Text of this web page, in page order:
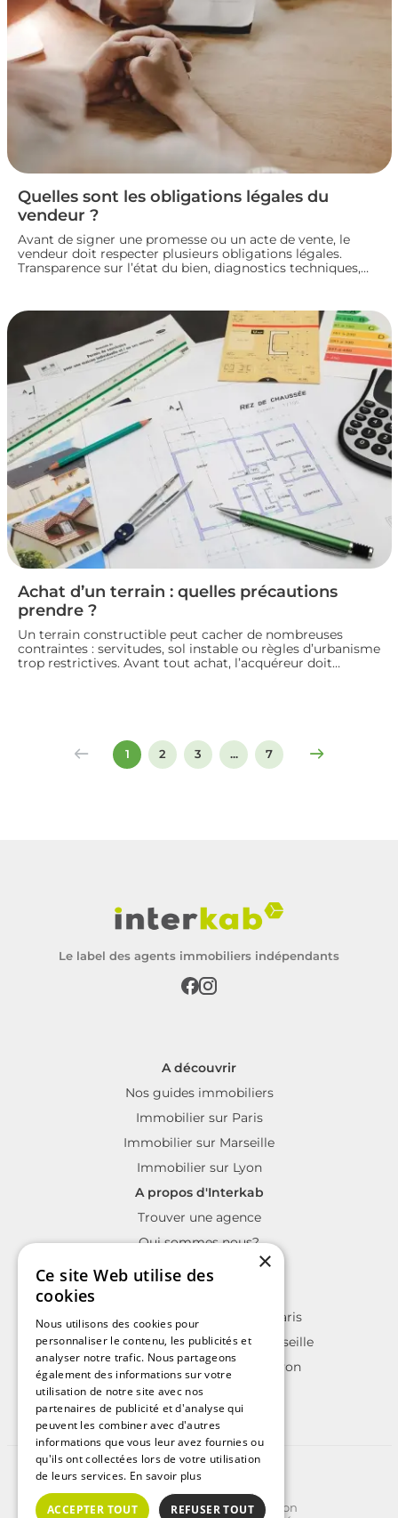
Quelles sont les obligations légales du
vendeur ?
Avant de signer une promesse ou un acte de vente, le
vendeur doit respecter plusieurs obligations légales.
Transparence sur l’état du bien, diagnostics techniques,
l’acheteur. Décryptage des principaux devoirs à connaître
pour vendre un logement en toute conformité et éviter
Achat d’un terrain : quelles précautions
prendre ?
Un terrain constructible peut cacher de nombreuses
contraintes : servitudes, sol instable ou règles d’urbanisme
trop restrictives. Avant tout achat, l’acquéreur doit
1 2 3 ... 7
Le label des agents immobiliers indépendants
A découvrir
Nos guides immobiliers
Immobilier sur Paris
Immobilier sur Marseille
Immobilier sur Lyon
A propos d'Interkab
Trouver une agence
Qui sommes nous?
La charte Interkab
Annonces immobilières sur Paris
Annonces immobilières sur Marseille
Annonces immobilières sur Lyon
©2025 | Tous droits réservés
Plan du site
Conditions Générales d'Utilisation
×
Ce site Web utilise des
cookies
Nous utilisons des cookies pour
personnaliser le contenu, les publicités et
analyser notre trafic. Nous partageons
également des informations sur votre
utilisation de notre site avec nos
partenaires de publicité et d'analyse qui
peuvent les combiner avec d'autres
informations que vous leur avez fournies ou
qu'ils ont collectées lors de votre utilisation
de leurs services. En savoir plus
ACCEPTER TOUT REFUSER TOUT